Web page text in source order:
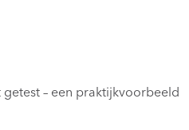
– een praktijkvoorbeeld